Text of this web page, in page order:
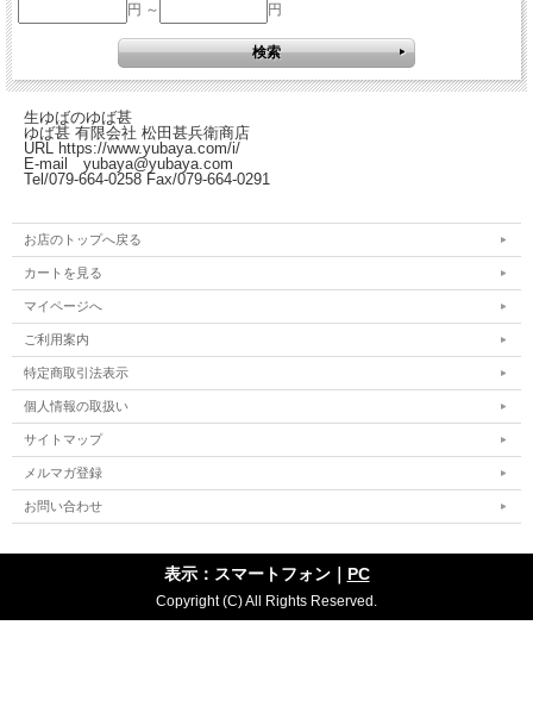
円 ～
円
生ゆばのゆば甚
ゆば甚 有限会社 松田甚兵衛商店
URL https://www.yubaya.com/i/
E-mail yubaya@yubaya.com
Tel/079-664-0258 Fax/079-664-0291
お店のトップへ戻る
カートを見る
マイページへ
ご利用案内
特定商取引法表示
個人情報の取扱い
サイトマップ
メルマガ登録
お問い合わせ
表示：スマートフォン｜ PC
Copyright (C) All Rights Reserved.